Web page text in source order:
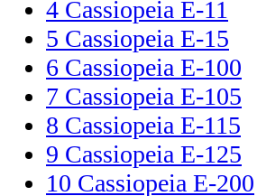
4 Cassiopeia E-11
5 Cassiopeia E-15
6 Cassiopeia E-100
7 Cassiopeia E-105
8 Cassiopeia E-115
9 Cassiopeia E-125
10 Cassiopeia E-200